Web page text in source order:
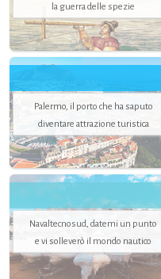
la guerra delle spezie
Palermo, il porto che ha saputo
diventare attrazione turistica
Navaltecnosud, datemi un punto
e vi solleverò il mondo nautico